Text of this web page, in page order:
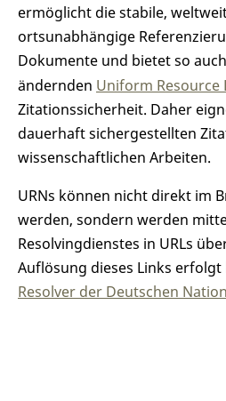
ermöglicht die stabile,
ortsunabhängige
Dokumente und bietet so
ändernden Uniform Resource
Zitationssicherheit. Daher
dauerhaft sichergestellten
wissenschaftlichen Arbeiten.
URNs können nicht direkt im
werden, sondern werden
Resolvingdienstes in URLs
Auflösung dieses Links
Resolver der Deutschen